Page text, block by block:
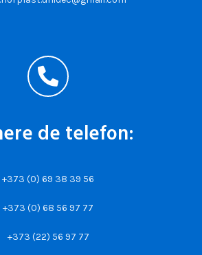
de telefon:
+373 (0) 69 38 39 56
+373 (0) 68 56 97 77
+373 (22) 56 97 77